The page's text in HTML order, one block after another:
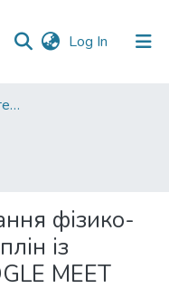
Log In (current)
Факультет інженерно-технологічний
фізико-
із
MEET